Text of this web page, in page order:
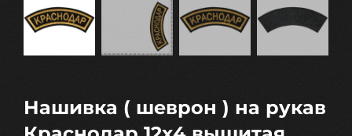
Нашивка ( шеврон ) на рукав